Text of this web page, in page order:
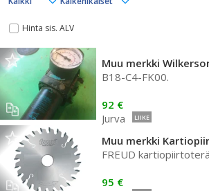
Hinta sis. ALV
Muu merkki
B18-C4-FK00.
92 €
Jurva
LIIKE
FREUD kartiopiirtoterä
95 €